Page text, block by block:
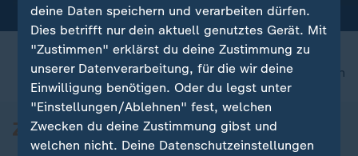
nach oben
deine Daten speichern und verarbeiten dürfen.
Dies betrifft nur dein aktuell genutztes Gerät. Mit
"Zustimmen" erklärst du deine Zustimmung zu
unserer Datenverarbeitung, für die wir deine
Einwilligung benötigen. Oder du legst unter
"Einstellungen/Ablehnen" fest, welchen
Zwecken du deine Zustimmung gibst und
welchen nicht. Deine Datenschutzeinstellungen